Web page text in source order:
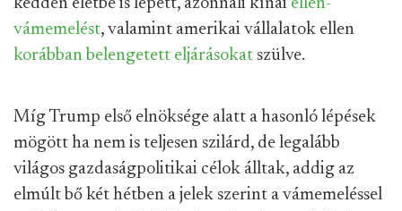
kedden életbe is lépett, azonnali kínai ellen-
vámemelést, valamint amerikai vállalatok ellen
korábban belengetett eljárásokat szülve.
Míg Trump első elnöksége alatt a hasonló lépések
mögött ha nem is teljesen szilárd, de legalább
világos gazdaságpolitikai célok álltak, addig az
elmúlt bő két hétben a jelek szerint a vámemeléssel